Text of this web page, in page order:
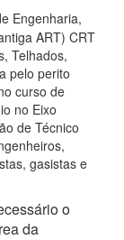
Engenharia,
ART) CRT
Telhados,
pelo perito
curso de
no Eixo
de Técnico
gasistas e
o
da